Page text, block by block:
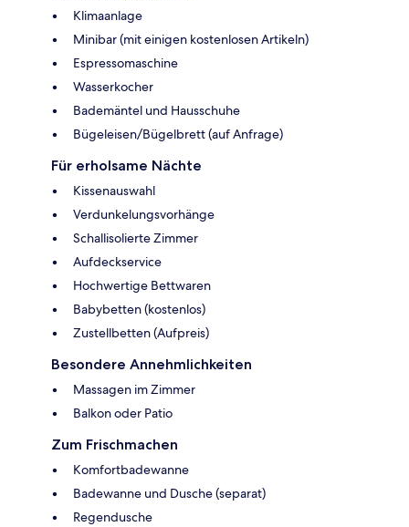
Klimaanlage
Minibar (mit einigen kostenlosen Artikeln)
Espressomaschine
Wasserkocher
Bademäntel und Hausschuhe
Bügeleisen/Bügelbrett (auf Anfrage)
Für erholsame Nächte
Kissenauswahl
Verdunkelungsvorhänge
Schallisolierte Zimmer
Aufdeckservice
Hochwertige Bettwaren
Babybetten (kostenlos)
Zustellbetten (Aufpreis)
Besondere Annehmlichkeiten
Massagen im Zimmer
Balkon oder Patio
Zum Frischmachen
Komfortbadewanne
Badewanne und Dusche (separat)
Regendusche